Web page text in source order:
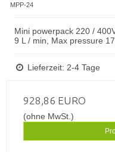
MPP-24
Mini powerpack 220 /
9 L / min, Max pressure
Lieferzeit: 2-4 Tage
928,86 EURO
(ohne MwSt.)